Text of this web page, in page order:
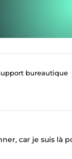
bureautique
car je suis là